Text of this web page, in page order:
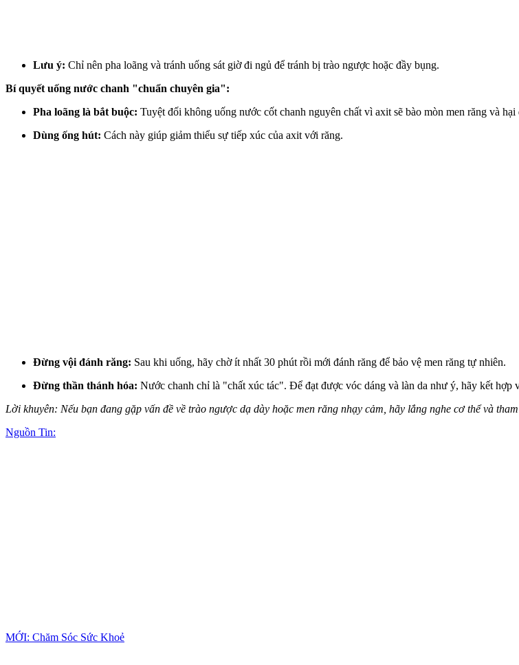
Lưu ý: Chỉ nên pha loãng và tránh uống sát giờ đi ngủ để tránh bị trào ngược hoặc đầy bụng.
Bí quyết uống nước chanh "chuẩn chuyên gia":
Pha loãng là bắt buộc: Tuyệt đối không uống nước cốt chanh nguyên chất vì axit sẽ bào mòn men răng và hại
Dùng ống hút: Cách này giúp giảm thiểu sự tiếp xúc của axit với răng.
Đừng vội đánh răng: Sau khi uống, hãy chờ ít nhất 30 phút rồi mới đánh răng để bảo vệ men răng tự nhiên.
Đừng thần thánh hóa: Nước chanh chỉ là "chất xúc tác". Để đạt được vóc dáng và làn da như ý, hãy kết hợp
Lời khuyên: Nếu bạn đang gặp vấn đề về trào ngược dạ dày hoặc men răng nhạ‌y cả‌m, hãy lắng nghe c‌ơ th‌ể và
Nguồn Tin:
MỚI: Chăm Sóc Sức Khoẻ